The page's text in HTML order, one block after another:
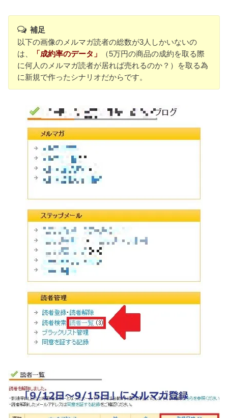
補足
以下の画像のメルマガ読者の総数が3人しかいないの
は、
「成約率のデータ」
（5万円の商品の成約を取る際
に何人のメルマガ読者が居れば売れるのか？）を取る為
に新規で作ったシナリオだからです。